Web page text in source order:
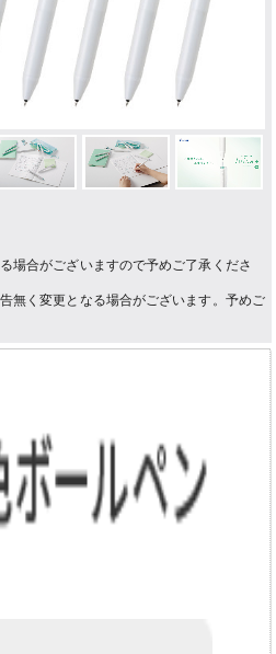
場合がございますので予めご了承くださ
無く変更となる場合がございます。予めご